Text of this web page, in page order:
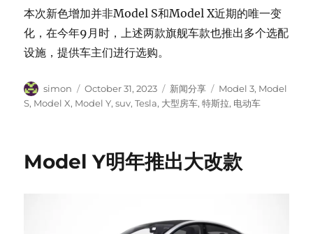
本次新色增加并非Model S和Model X近期的唯一变
化，在今年9月时，上述两款旗舰车款也推出多个选配
设施，提供车主们进行选购。
Author
simon
Posted
on
October 31, 2023 Categories
新闻分享 Tags
Model 3, Model
S, Model X, Model Y,suv,Tesla, 大型房车,特斯拉, 电动车
Model Y明年推出大改款